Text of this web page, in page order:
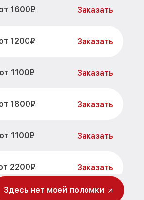
от 1600₽ Заказать
от 1200₽ Заказать
от 1100₽ Заказать
от 1800₽ Заказать
от 1100₽ Заказать
2200₽ Заказать
Здесь нет моей поломки